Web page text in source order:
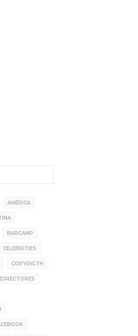
AMÉRICA
BARCAMP
CELEBRITIES
COPYRIGTH
DIRECTORES